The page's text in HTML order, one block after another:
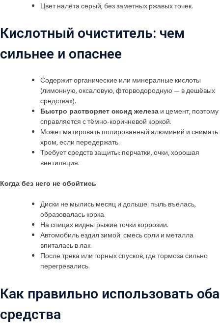
Цвет налёта серый, без заметных ржавых точек.
Кислотный очиститель: чем
сильнее и опаснее
Содержит органические или минерал­ные кислоты
(лимонную, оксаловую, фтор­водородную — в дешёвых
средствах).
Быстро растворяет оксид железаи цемент, поэтому
справляется с тёмно-коричневой коркой.
Может матировать полированный алюминий и снимать
хром, если передержать.
Требует средств защиты: перчатки, очки, хорошая
вентиляция.
Когда без него не обойтись
Диски не мылись месяц и дольше: пыль въелась,
образовалась корка.
На спицах видны рыжие точки коррозии.
Автомобиль ездил зимой: смесь соли и металла
впиталась в лак.
После трека или горных спусков, где тормоза сильно
перегревались.
Как правильно использовать оба
средства